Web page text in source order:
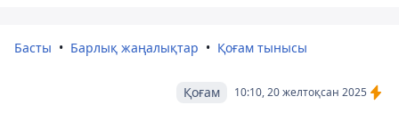
Басты Барлық жаңалықтар Қоғам тынысы
10:10, 20 желтоқсан 2025
Қоғам